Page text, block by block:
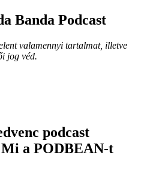
Banda Podcast
valamennyi tartalmat, illetve
jog véd.
podcast
a PODBEAN-t